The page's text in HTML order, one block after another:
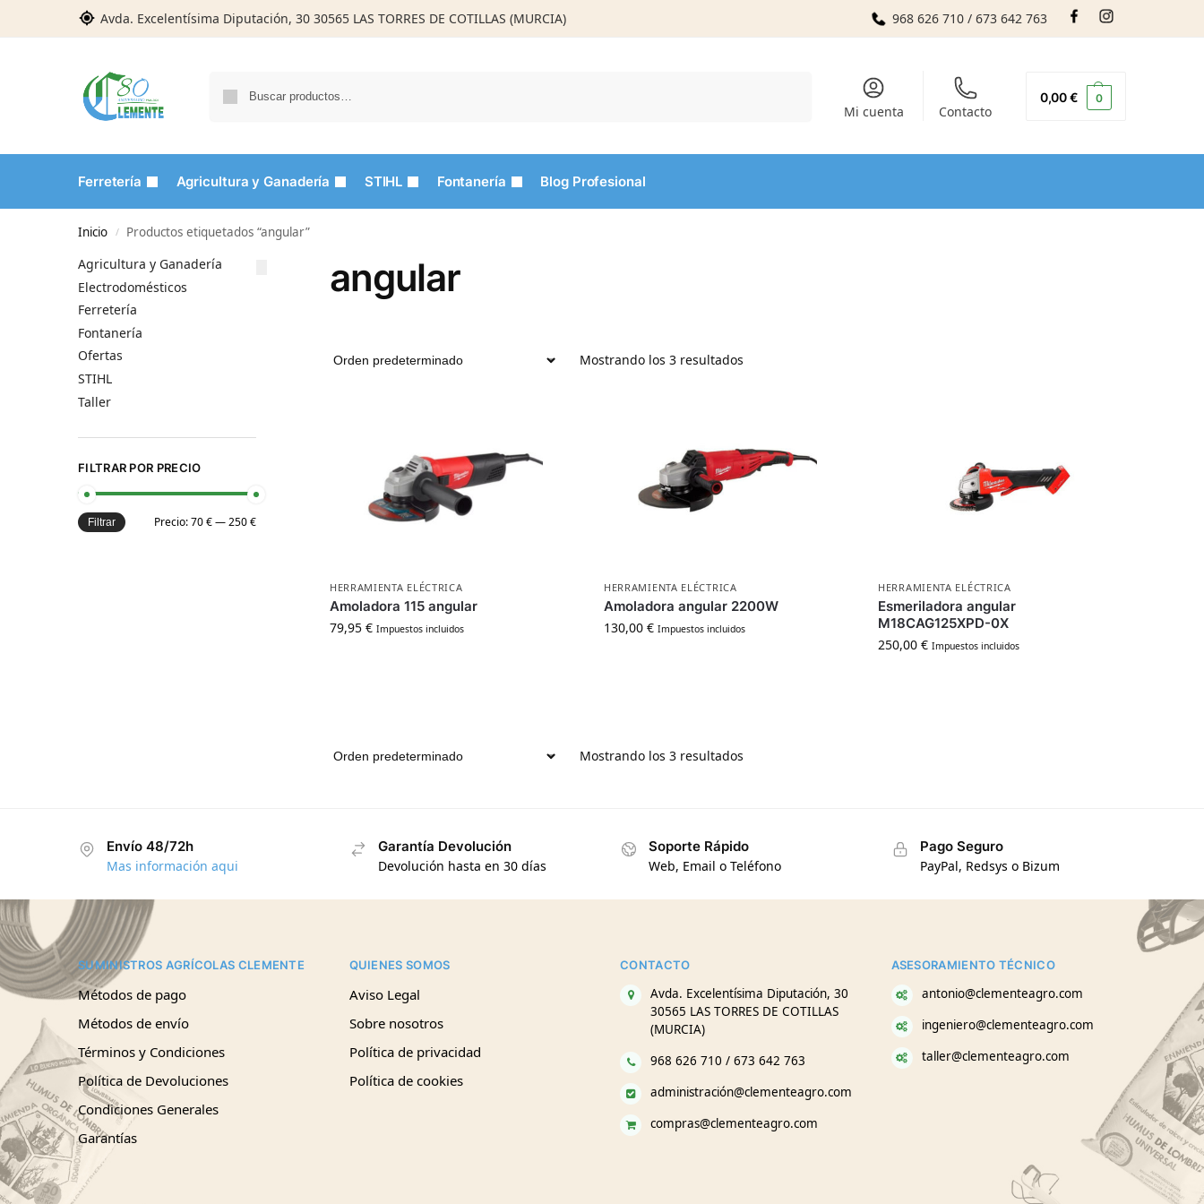
Avda. Excelentísima Diputación, 30 30565 LAS TORRES DE COTILLAS (MURCIA) 968 626 710 / 673 642 763
Mi cuenta Contacto
0,00€ 0
Ferretería Agricultura y Ganadería STIHL Fontanería Blog Profesional
Inicio / Productos etiquetados “angular”
angular
Mostrando los 3 resultados
HERRAMIENTA ELÉCTRICA
Amoladora 115 angular
79,95 € Impuestos incluidos
HERRAMIENTA ELÉCTRICA
Amoladora angular 2200W
130,00 € Impuestos incluidos
HERRAMIENTA ELÉCTRICA
Esmeriladora angular
M18CAG125XPD-0X
250,00€ Impuestos incluidos
Mostrando los 3 resultados
Agricultura y Ganadería
Electrodomésticos
Ferretería
Fontanería
Ofertas
STIHL
Taller
FILTRAR POR PRECIO
Filtrar Precio:70 €—250 €
Envío 48/72h
Mas información aqui
Garantía Devolución
Devolución hasta en 30 días
Soporte Rápido
Web, Email o Teléfono
Pago Seguro
PayPal, Redsys o Bizum
SUMINISTROS AGRÍCOLAS CLEMENTE
Métodos de pago
Métodos de envío
Términos y Condiciones
Política de Devoluciones
Condiciones Generales
Garantías
QUIENES SOMOS
Aviso Legal
Sobre nosotros
Política de privacidad
Política de cookies
CONTACTO
Avda. Excelentísima Diputación, 30
30565 LAS TORRES DE COTILLAS
(MURCIA)
968 626 710 / 673 642 763
administración@clementeagro.com
compras@clementeagro.com
ASESORAMIENTO TÉCNICO
antonio@clementeagro.com
ingeniero@clementeagro.com
taller@clementeagro.com